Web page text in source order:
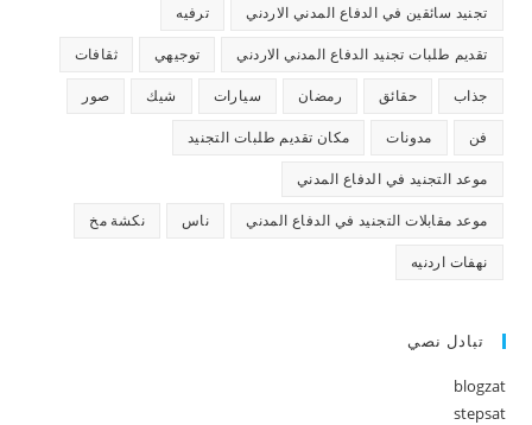
تجنيد سائقين في الدفاع المدني الاردني ترفيه
تقديم طلبات تجنيد الدفاع المدني الاردني توجيهي ثقافات
جذاب حقائق رمضان سيارات شيك صور
فن مدونات مكان تقديم طلبات التجنيد
موعد التجنيد في الدفاع المدني
موعد مقابلات التجنيد في الدفاع المدني ناس نكشة مخ
نهفات اردنيه
تبادل نصي
blogzat
stepsat